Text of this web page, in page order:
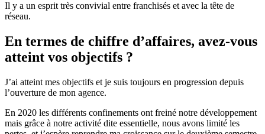
Il y a un esprit très convivial entre franchisés et avec la tête de
réseau.
En termes de chiffre d’affaires, avez-vous
atteint vos objectifs ?
J’ai atteint mes objectifs et je suis toujours en progression depuis
l’ouverture de mon agence.
En 2020 les différents confinements ont freiné notre développement
mais grâce à notre activité dite essentielle, nous avons limité les